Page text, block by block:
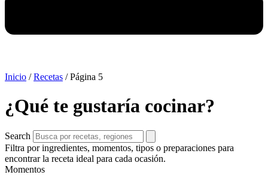
Inicio /Recetas /Página 5
¿Qué te gustaría cocinar?
Search
Filtra por ingredientes, momentos, tipos o preparaciones para
encontrar la receta ideal para cada ocasión.
Momentos